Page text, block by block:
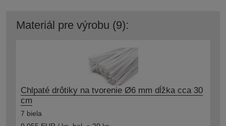
Materiál pre výrobu (9):
Chlpaté drôtiky na tvorenie Ø6 mm dĺžka cca 30
cm
7 biela